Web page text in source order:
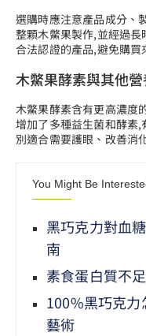
選購時應注意產品成分、
整顆木鱉果製作,並經過
合法認證的產品,避免購買
木鱉果酵素與其他
木鱉果酵素含有更高濃度
增加了多種益生菌和酵素
別適合需要護眼、改善消
You Might Be
黑巧克力對血
南
素食蛋白質不
100%黑巧克
藝術